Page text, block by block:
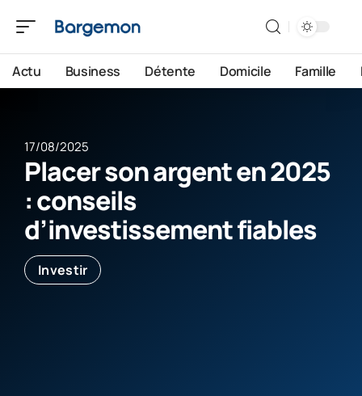
Actu Business Détente Domicile Famille
17/08/2025
Placer son argent en 2025
: conseils
d’investissement fiables
Investir